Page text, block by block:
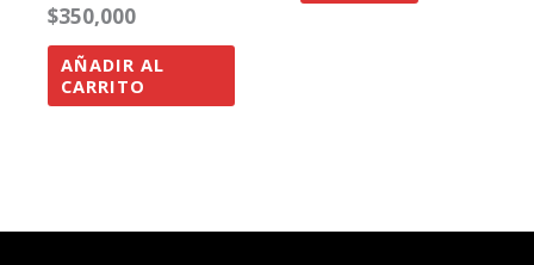
$350,000
AÑADIR AL
CARRITO